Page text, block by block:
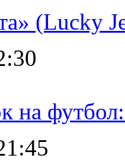
(Lucky
на